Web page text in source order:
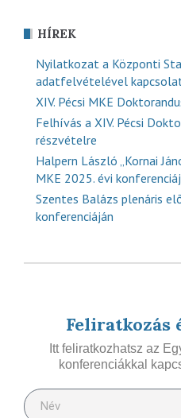
HÍREK
Nyilatkozat a Központi
adatfelvételével
XIV. Pécsi MKE
Felhívás a XIV. Pécsi
részvételre
Halpern László „Kornai
MKE 2025. évi
Szentes Balázs plenáris
konferenciáján
Feliratkozás
Itt feliratkozhatsz az
konferenciákkal